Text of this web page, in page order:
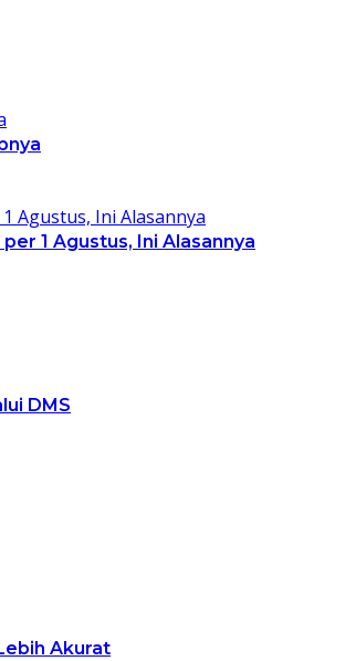
1 Agustus, Ini Alasannya
DMS
Akurat